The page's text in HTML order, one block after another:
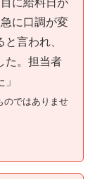
に口調が変
言われ、
た。担当者
のではありませ